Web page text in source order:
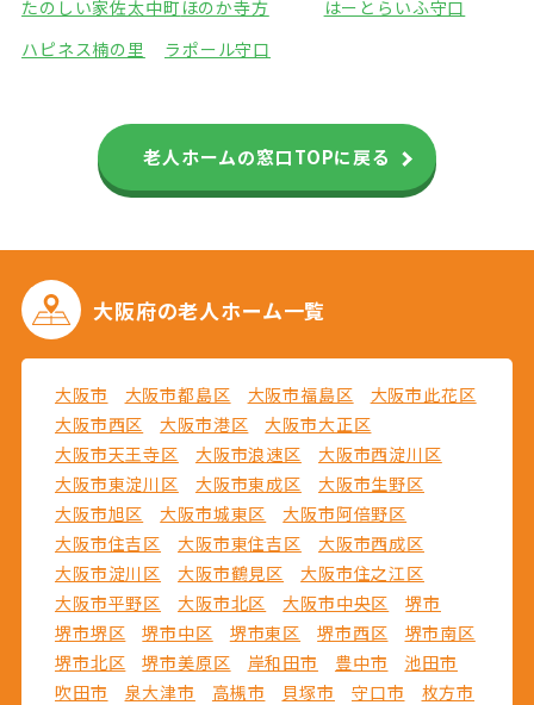
たのしい家佐太中町 ほのか寺方
はーとらいふ守口
ハピネス楠の里
ラポール守口
老人ホームの窓口TOPに戻る
大阪府の老人ホーム一覧
大阪市 大阪市都島区 大阪市福島区
大阪市此花区
大阪市西区
大阪市港区
大阪市大正区
大阪市天王寺区
大阪市浪速区
大阪市西淀川区
大阪市東淀川区
大阪市東成区
大阪市生野区
大阪市旭区
大阪市城東区
大阪市阿倍野区
大阪市住吉区
大阪市東住吉区
大阪市西成区
大阪市淀川区
大阪市鶴見区
大阪市住之江区
大阪市平野区
大阪市北区 大阪市中央区
堺市
堺市堺区
堺市中区 堺市東区 堺市西区
堺市南区
堺市北区
堺市美原区 岸和田市 豊中市
池田市
吹田市
泉大津市 高槻市 貝塚市 守口市
枚方市